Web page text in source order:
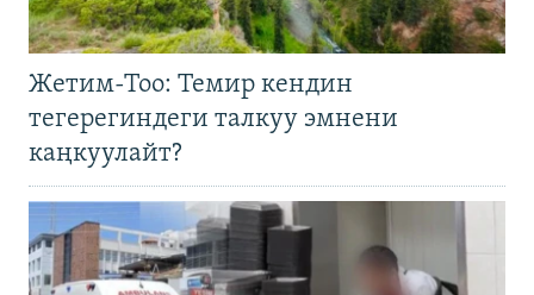
Жетим-Тоо: Темир кендин
тегерегиндеги талкуу эмнени
каңкуулайт?